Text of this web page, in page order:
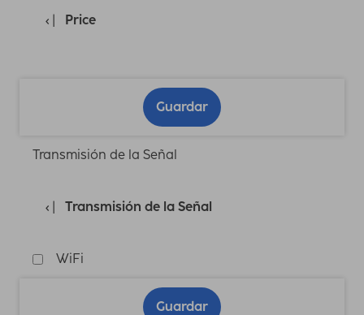
Price
Guardar
Transmisión de la Señal
Transmisión de la Señal
WiFi
Guardar